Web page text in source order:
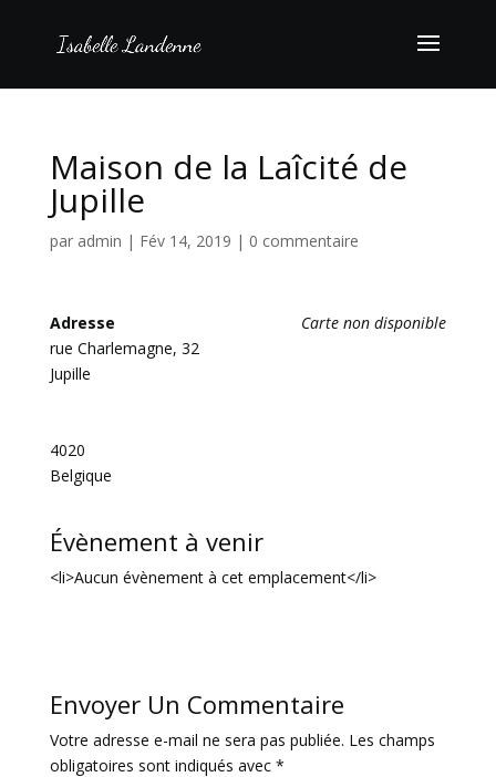
Maison de la Laîcité de
Jupille
par admin | Fév 14, 2019 | 0 commentaire
Carte non disponible
Adresse
rue Charlemagne, 32
Jupille
4020
Belgique
Évènement à venir
<li>Aucun évènement à cet emplacement</li>
Envoyer Un Commentaire
Votre adresse e-mail ne sera pas publiée. Les champs
obligatoires sont indiqués avec *